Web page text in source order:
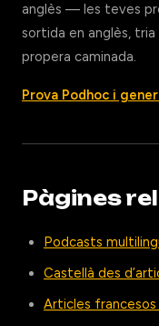
anglès — les teves
sortida en anglès,
propera caminada.
Prova Podhoc i
Pàgines
Podcasts
Castellà des
Articles francesos